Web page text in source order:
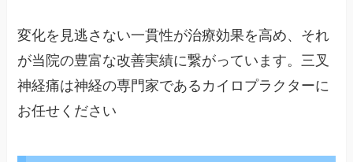
変化を見逃さない一貫性が治療効果を高め、それ
が当院の豊富な改善実績に繋がっています。三叉
神経痛は神経の専門家であるカイロプラクターに
お任せください